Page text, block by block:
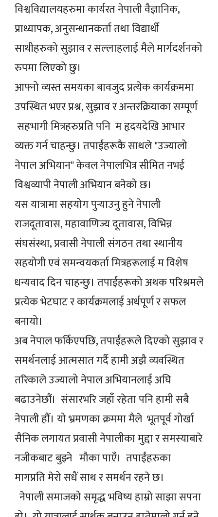
विश्वविद्यालयहरुमा कार्यरत नेपाली वैज्ञानिक,
प्राध्यापक, अनुसन्धानकर्ता तथा विद्यार्थी
साथीहरुको सुझाव र सल्लाहलाई मैले मार्गदर्शनको
रुपमा लिएको छु।
आफ्नो व्यस्त समयका बावजुद प्रत्येक कार्यक्रममा
उपस्थित भएर प्रश्न, सुझाव र अन्तरक्रियाका सम्पूर्ण
सहभागी मित्रहरुप्रति पनि म हृदयदेखि आभार
व्यक्त गर्न चाहन्छु। तपाईंहरूकै साथले "उज्यालो
नेपाल अभियान" केवल नेपालभित्र सीमित नभई
विश्वव्यापी नेपाली अभियान बनेको छ।
यस यात्रामा सहयोग पुर्‍याउनु हुने नेपाली
राजदूतावास, महावाणिज्य दूतावास, विभिन्न
संघसंस्था, प्रवासी नेपाली संगठन तथा स्थानीय
सहयोगी एवं समन्वयकर्ता मित्रहरूलाई म विशेष
धन्यवाद दिन चाहन्छु। तपाईंहरूको अथक परिश्रमले
प्रत्येक भेटघाट र कार्यक्रमलाई अर्थपूर्ण र सफल
बनायो।
अब नेपाल फर्किएपछि, तपाईंहरूले दिएको सुझाव र
समर्थनलाई आत्मसात गर्दै हामी अझै व्यवस्थित
तरिकाले उज्यालो नेपाल अभियानलाई अघि
बढाउनेछौं। संसारभरि जहाँ रहेता पनि हामी सबै
नेपाली हौँ। यो भ्रमणका क्रममा मैले भूतपूर्व गोर्खा
सैनिक लगायत प्रवासी नेपालीका मुद्दा र समस्याबारे
नजीकबाट बुझ्ने मौका पाएँ। तपाईंहरुका
मागप्रति मेरो सधैं साथ र समर्थन रहने छ।
नेपाली समाजको समृद्ध भविष्य हाम्रो साझा सपना